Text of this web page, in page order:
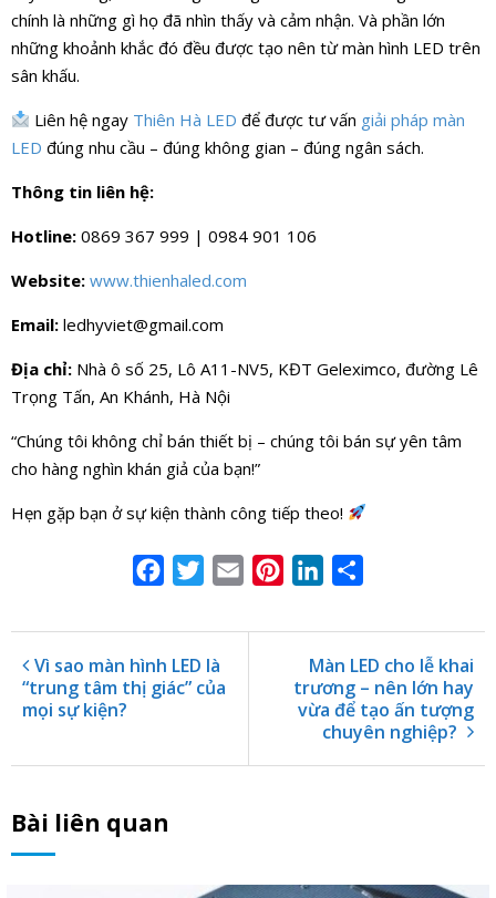
chính là những gì họ đã nhìn thấy và cảm nhận. Và phần lớn
những khoảnh khắc đó đều được tạo nên từ màn hình LED trên
sân khấu.
Liên hệ ngay Thiên Hà LED để được tư vấn giải pháp màn
LED đúng nhu cầu – đúng không gian – đúng ngân sách.
Thông tin liên hệ:
Hotline: 0869 367 999 | 0984 901 106
Website: www.thienhaled.com
Email: ledhyviet@gmail.com
Địa chỉ: Nhà ô số 25, Lô A11-NV5, KĐT Geleximco, đường Lê
Trọng Tấn, An Khánh, Hà Nội
“Chúng tôi không chỉ bán thiết bị – chúng tôi bán sự yên tâm
cho hàng nghìn khán giả của bạn!”
Hẹn gặp bạn ở sự kiện thành công tiếp theo!
FacebookTwitterEmail PinterestLinkedIn
Vì sao màn hình LED là
“trung tâm thị giác” của
mọi sự kiện?
Màn LED cho lễ khai
trương – nên lớn hay
vừa để tạo ấn tượng
chuyên nghiệp?
Bài liên quan